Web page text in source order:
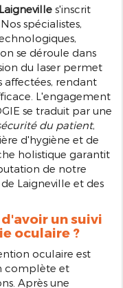
s'inscrit
spécialistes,
se déroule dans
du laser permet
affectées, rendant
L'engagement
se traduit par une
du patient,
d'hygiène et de
holistique garantit
de notre
Laigneville et des
un suivi
oculaire ?
oculaire est
complète et
Après une